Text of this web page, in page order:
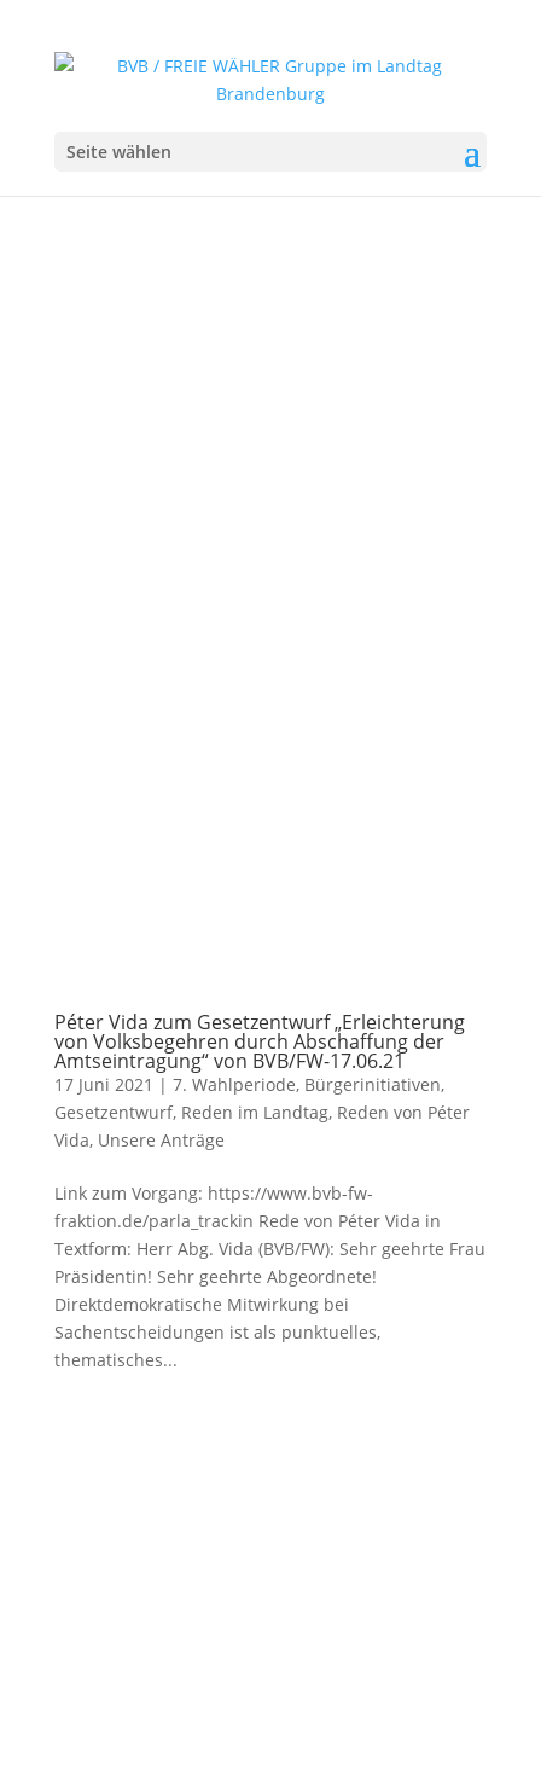
Seite wählen
Péter Vida zum Gesetzentwurf „Erleichterung
von Volksbegehren durch Abschaffung der
Amtseintragung“ von BVB/FW-17.06.21
17 Juni 2021 | 7. Wahlperiode, Bürgerinitiativen,
Gesetzentwurf, Reden im Landtag, Reden von Péter
Vida, Unsere Anträge
Link zum Vorgang: https://www.bvb-fw-
fraktion.de/parla_trackin Rede von Péter Vida in
Textform: Herr Abg. Vida (BVB/FW): Sehr geehrte Frau
Präsidentin! Sehr geehrte Abgeordnete!
Direktdemokratische Mitwirkung bei
Sachentscheidungen ist als punktuelles,
thematisches...